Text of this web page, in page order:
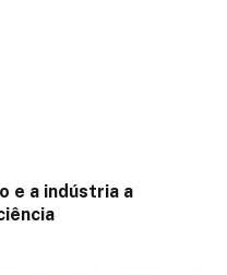
e a indústria a